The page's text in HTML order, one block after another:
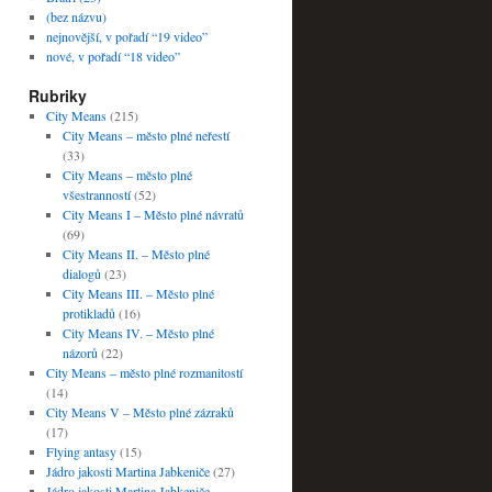
(bez názvu)
nejnovější, v pořadí “19 video”
nové, v pořadí “18 video”
Rubriky
City Means(215)
City Means – město plné neřestí
(33)
City Means – město plné
všestranností(52)
City Means I – Město plné návratů
(69)
City Means II. – Město plné
dialogů (23)
City Means III. – Město plné
protikladů (16)
City Means IV. – Město plné
názorů (22)
City Means – město plné rozmanitostí
(14)
City Means V – Město plné zázraků
(17)
Flying antasy(15)
Jádro jakosti Martina Jabkeniče(27)